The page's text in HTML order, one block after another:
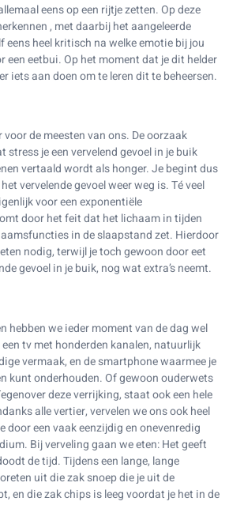
eens op een rijtje zetten. Op deze
, met daarbij het aangeleerde
eens heel kritisch na welke emotie bij jou
een eetbui. Op het moment dat je dit helder
iets aan doen om te leren dit te beheersen.
de meesten van ons. De oorzaak
je een vervelend gevoel in je buik
vertaald wordt als honger. Je begint dus
vervelende gevoel weer weg is. Té veel
voor een exponentiële
door het feit dat het lichaam in tijden
in de slaapstand zet. Hierdoor
nodig, terwijl je toch gewoon door eet
gevoel in je buik, nog wat extra’s neemt.
hebben we ieder moment van de dag wel
tv met honderden kanalen, natuurlijk
vermaak, en de smartphone waarmee je
kunt onderhouden. Of gewoon ouderwets
deze verrijking, staat ook een hele
alle vertier, vervelen we ons ook heel
door een vaak eenzijdig en onevenredig
Bij verveling gaan we eten: Het geeft
de tijd. Tijdens een lange, lange
uit die zak snoep die je uit de
en die zak chips is leeg voordat je het in de